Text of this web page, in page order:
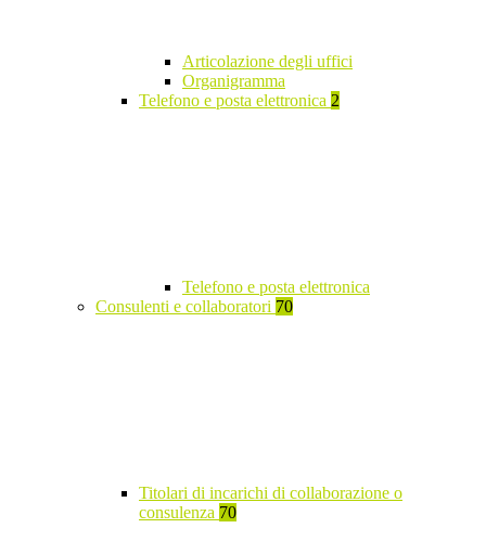
Articolazione degli uffici
Organigramma
Telefono e posta elettronica 2
Telefono e posta elettronica
Consulenti e collaboratori 70
Titolari di incarichi di collaborazione o
consulenza 70